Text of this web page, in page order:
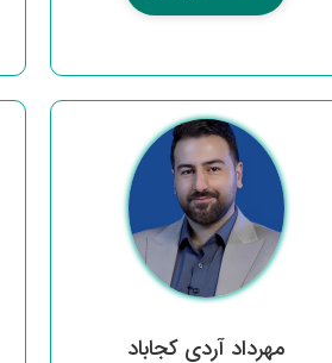
مهرداد آردی کجاباد